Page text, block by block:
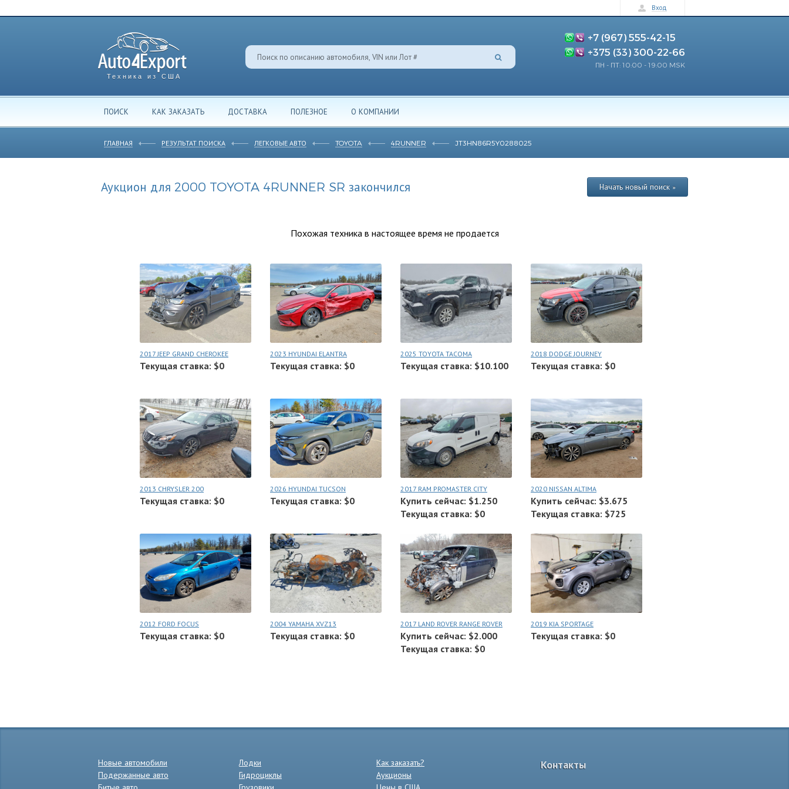
Вход
Техника из США
+7 (967) 555-42-15
+375 (33) 300-22-66
ПН - ПТ: 10:00 - 19:00 MSK
ПОИСК КАК ЗАКАЗАТЬ ДОСТАВКА ПОЛЕЗНОЕ О КОМПАНИИ
ГЛАВНАЯ РЕЗУЛЬТАТ ПОИСКА ЛЕГКОВЫЕ АВТО TOYOTA 4RUNNER JT3HN86R5Y0288025
Аукцион для 2000 TOYOTA 4RUNNER SR закончился Начать новый поиск »
Похожая техника в настоящее время не продается
2017 JEEP GRAND CHEROKEE
Текущая ставка: $0
2023 HYUNDAI ELANTRA
Текущая ставка: $0
2025 TOYOTA TACOMA
Текущая ставка: $10.100
2018 DODGE JOURNEY
Текущая ставка: $0
2013 CHRYSLER 200
Текущая ставка: $0
2026 HYUNDAI TUCSON
Текущая ставка: $0
2017 RAM PROMASTER CITY
Купить сейчас: $1.250
Текущая ставка: $0
2020 NISSAN ALTIMA
Купить сейчас: $3.675
Текущая ставка: $725
2012 FORD FOCUS
Текущая ставка: $0
2004 YAMAHA XVZ13
Текущая ставка: $0
2017 LAND ROVER RANGE ROVER
Купить сейчас: $2.000
Текущая ставка: $0
2019 KIA SPORTAGE
Текущая ставка: $0
Новые автомобили
Подержанные авто
Лодки
Гидроциклы
Как заказать?
Аукционы
Контакты